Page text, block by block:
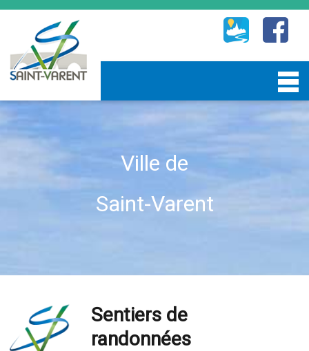
Ville de
Saint-Varent
Sentiers de
randonnées